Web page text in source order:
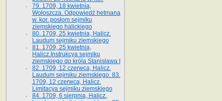
79. 1709, 18 kwietnia,
Wołoszcza. Odpowiedź hetmana
w. kor. posłom sejmiku
ziemskiego halickiego
80. 1709, 25 kwietnia, Halicz.
Laudum sejmiku ziemskiego
81. 1709, 25 kwietnia,
Halicz.Instrukcya sejmiku
ziemskiego do króla Stanisława I
82. 1709, 12 czerwca, Halicz.
Laudum sejmiku ziemskiego. 83.
1709, 12 czerwca, Halicz.
Limitacya sejmiku ziemskiego
84. 1709, 6 sierpnia, Halicz.